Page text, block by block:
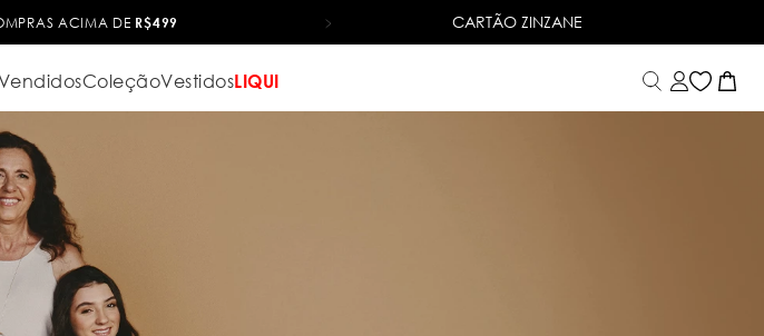
TROCA FÁCIL CARTÃO ZINZANE
ColeçãoVestidosLIQUI